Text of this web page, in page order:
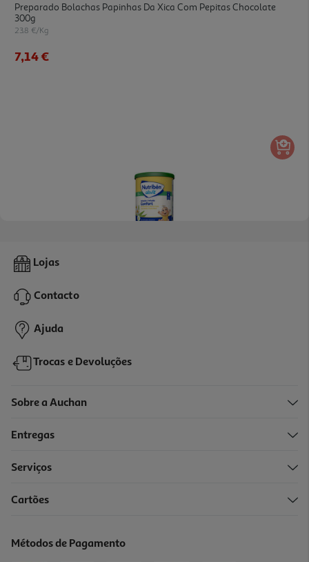
Preparado Bolachas Papinhas Da Xica Com Pepitas Chocolate
300g
23.8 €/Kg
7,14 €
Infusão Nutriben Alivit Confort 150g
10,47 €
Lojas
Contacto
Ajuda
Trocas e Devoluções
Sobre a Auchan
Entregas
Serviços
Cartões
Métodos de Pagamento